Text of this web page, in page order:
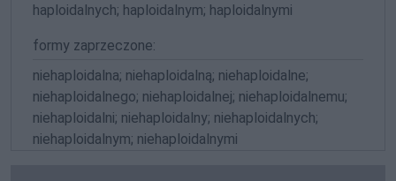
haploidalnych; haploidalnym; haploidalnymi
formy zaprzeczone:
niehaploidalna; niehaploidalną; niehaploidalne;
niehaploidalnego; niehaploidalnej; niehaploidalnemu;
niehaploidalni; niehaploidalny; niehaploidalnych;
niehaploidalnym; niehaploidalnymi